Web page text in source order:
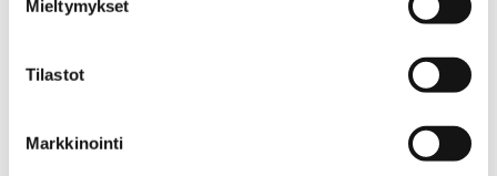
Mieltymykset
Tilastot
Markkinointi